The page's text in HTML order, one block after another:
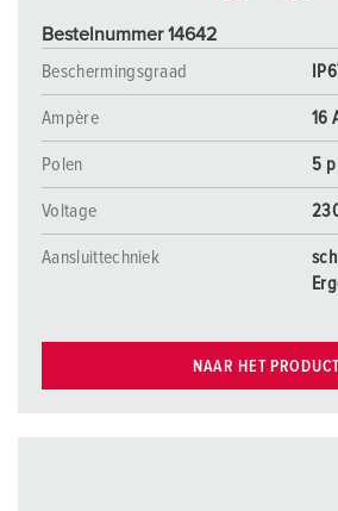
Bestelnummer 14642
Beschermingsgraad
Ampère 16
Polen 5 p
Voltage
Aansluittechniek
NAAR HET